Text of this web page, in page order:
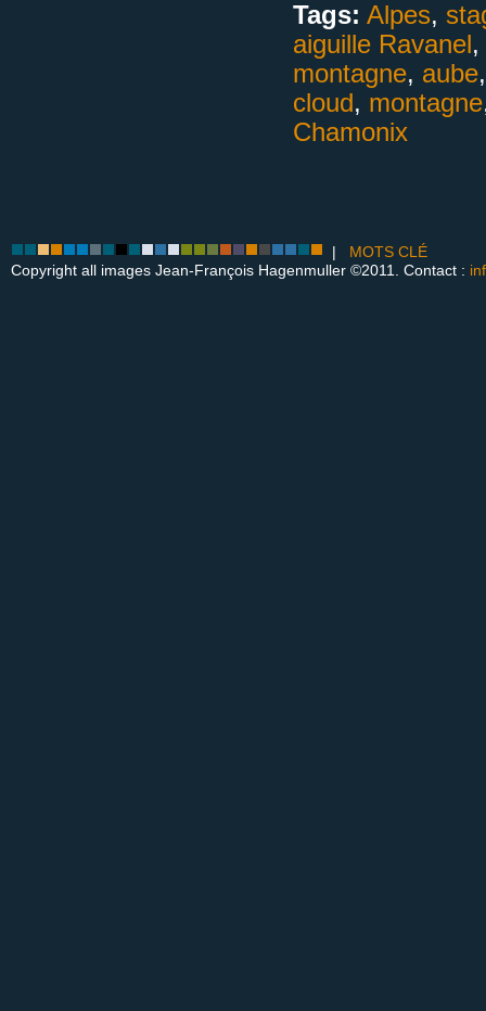
Tags: Alpes,
aiguille Ravanel,
montagne, aube
cloud, montagne
Chamonix
| MOTS CLÉ
Copyright all images Jean-François Hagenmuller ©2011. Contact :